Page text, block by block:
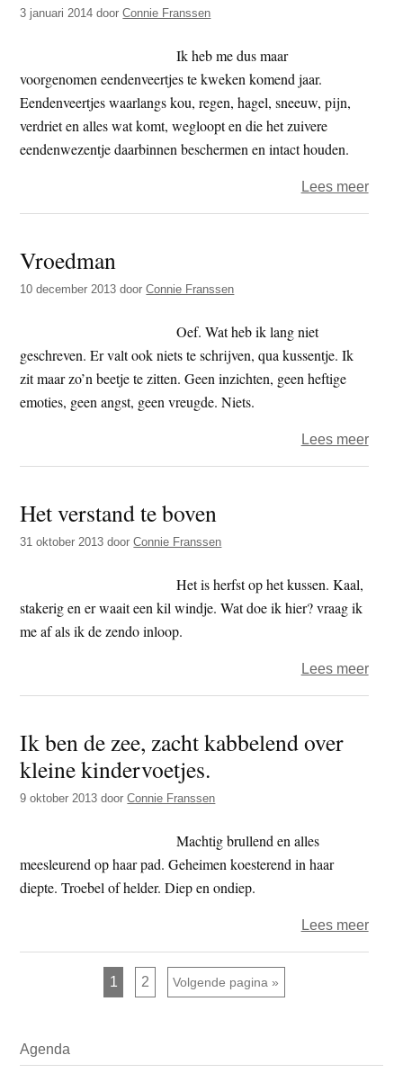
3 januari 2014 doorConnie Franssen
Ik heb me dus maar
voorgenomen eendenveertjes te kweken komend jaar.
Eendenveertjes waarlangs kou, regen, hagel, sneeuw, pijn,
verdriet en alles wat komt, wegloopt en die het zuivere
eendenwezentje daarbinnen beschermen en intact houden.
Lees meerover
Vroedman
10 december 2013 doorConnie Franssen
Oef. Wat heb ik lang niet
geschreven. Er valt ook niets te schrijven, qua kussentje. Ik
zit maar zo’n beetje te zitten. Geen inzichten, geen heftige
emoties, geen angst, geen vreugde. Niets.
Lees meerover
Het verstand te boven
31 oktober 2013 doorConnie Franssen
Het is herfst op het kussen. Kaal,
stakerig en er waait een kil windje. Wat doe ik hier? vraag ik
me af als ik de zendo inloop.
Lees meerover
Ik ben de zee, zacht kabbelend over
kleine kindervoetjes.
9 oktober 2013 doorConnie Franssen
Machtig brullend en alles
meesleurend op haar pad. Geheimen koesterend in haar
diepte. Troebel of helder. Diep en ondiep.
Lees meerover
Pagina
1 Pagina
2 Ga naar
Volgende pagina »
Sidebar
Agenda